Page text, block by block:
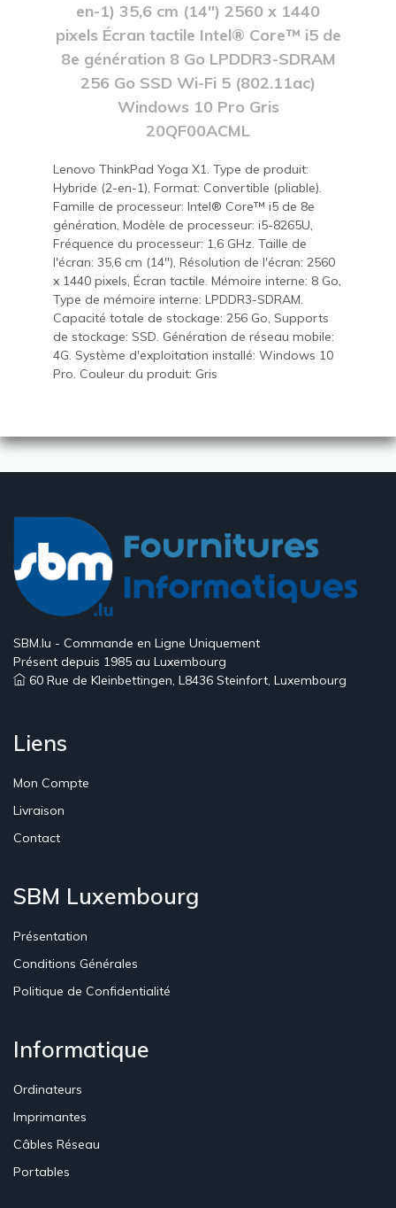
en-1) 35,6 cm (14") 2560 x 1440
pixels Écran tactile Intel® Core™ i5 de
8e génération 8 Go LPDDR3-SDRAM
256 Go SSD Wi-Fi 5 (802.11ac)
Windows 10 Pro Gris
20QF00ACML
Lenovo ThinkPad Yoga X1. Type de produit:
Hybride (2-en-1), Format: Convertible (pliable).
Famille de processeur: Intel® Core™ i5 de 8e
génération, Modèle de processeur: i5-8265U,
Fréquence du processeur: 1,6 GHz. Taille de
l'écran: 35,6 cm (14"), Résolution de l'écran: 2560
x 1440 pixels, Écran tactile. Mémoire interne: 8 Go,
Type de mémoire interne: LPDDR3-SDRAM.
Capacité totale de stockage: 256 Go, Supports
de stockage: SSD. Génération de réseau mobile:
4G. Système d'exploitation installé: Windows 10
Pro. Couleur du produit: Gris
SBM.lu - Commande en Ligne Uniquement
Présent depuis 1985 au Luxembourg
60 Rue de Kleinbettingen, L8436 Steinfort, Luxembourg
Liens
Mon Compte
Livraison
Contact
SBM Luxembourg
Présentation
Conditions Générales
Politique de Confidentialité
Informatique
Ordinateurs
Imprimantes
Câbles Réseau
Portables